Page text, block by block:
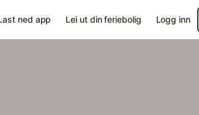
ned app Lei ut din feriebolig Logg inn